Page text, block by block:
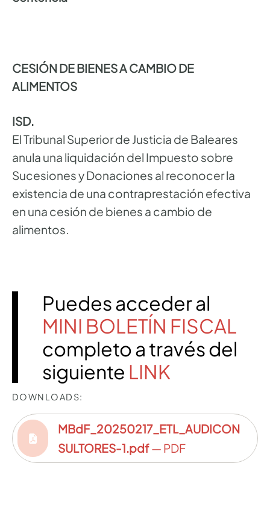
CESIÓN DE BIENES A CAMBIO DE
ALIMENTOS
ISD.
El Tribunal Superior de Justicia de Baleares
anula una liquidación del Impuesto sobre
Sucesiones y Donaciones al reconocer la
existencia de una contraprestación efectiva
en una cesión de bienes a cambio de
alimentos.
Puedes acceder al
MINI BOLETÍN FISCAL
completo a través del
siguiente LINK
DOWNLOADS:
MBdF_20250217_ETL_AUDICON
SULTORES-1.pdf— PDF